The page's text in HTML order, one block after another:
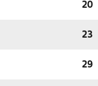
20
23
29